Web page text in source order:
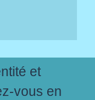
et
vous en